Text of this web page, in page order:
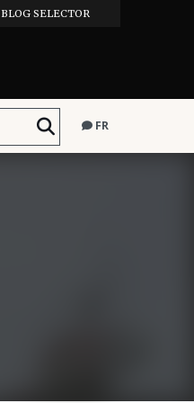
BLOG SELECTOR
FR